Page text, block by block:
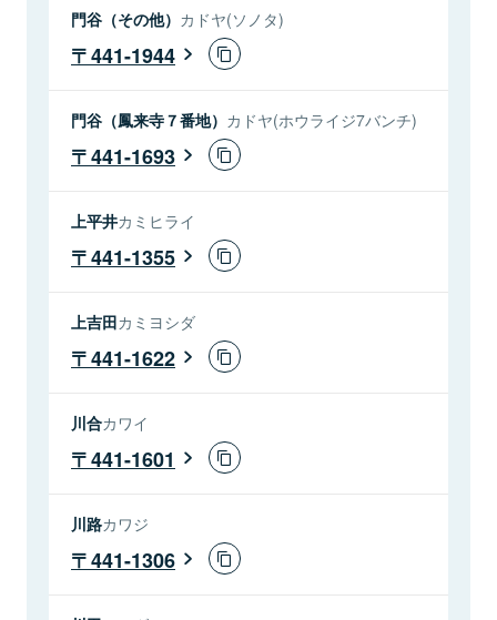
門谷（その他） カドヤ(ソノタ)
441-1944
門谷（鳳来寺７番地） カドヤ(ホウライジ7バンチ)
441-1693
上平井カミヒライ
441-1355
上吉田カミヨシダ
441-1622
川合カワイ
441-1601
川路カワジ
441-1306